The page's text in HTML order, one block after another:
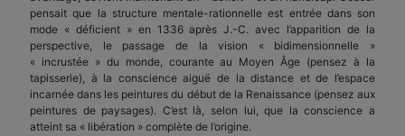
pensait que la structure mentale-rationnelle est entrée dans son
mode « déficient » en 1336 après J.-C. avec l’apparition de la
perspective, le passage de la vision « bidimensionnelle »
« incrustée » du monde, courante au Moyen Âge (pensez à la
tapisserie), à la conscience aiguë de la distance et de l’espace
incarnée dans les peintures du début de la Renaissance (pensez aux
peintures de paysages). C’est là, selon lui, que la conscience a
atteint sa « libération » complète de l’origine.